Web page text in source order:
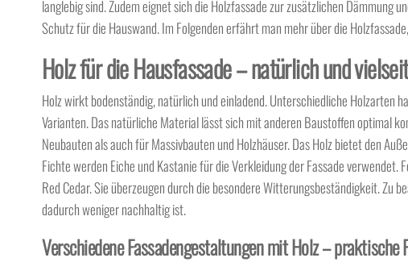
langlebig sind. Zudem eignet sich die Holzfassade zur zusätzlichen Dämmung
Schutz für die Hauswand. Im Folgenden erfährt man mehr über die
Holz für die Hausfassade – natürlich und
Holz wirkt bodenständig, natürlich und einladend. Unterschiedliche Holzarten
Varianten. Das natürliche Material lässt sich mit anderen Baustoffen optimal
Neubauten als auch für Massivbauten und Holzhäuser. Das Holz bietet den
Fichte werden Eiche und Kastanie für die Verkleidung der Fassade
Red Cedar. Sie überzeugen durch die besondere Witterungsbeständigkeit. Zu
dadurch weniger nachhaltig ist.
Verschiedene Fassadengestaltungen mit Holz – praktische